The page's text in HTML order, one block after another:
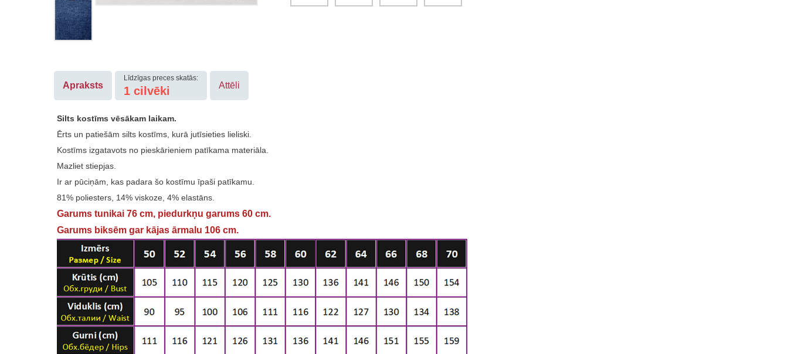
Apraksts
Līdzīgas preces skatās:
1 cilvēki Attēli
Silts kostīms vēsākam laikam.
Ērts un patiešām silts kostīms, kurā jutīsieties lieliski.
Kostīms izgatavots no pieskārieniem patīkama materiāla.
Mazliet stiepjas.
Ir ar pūciņām, kas padara šo kostīmu īpaši patīkamu.
81% poliesters, 14% viskoze, 4% elastāns.
Garums tunikai 76 cm, piedurkņu garums 60 cm.
Garums biksēm gar kājas ārmalu 106 cm.